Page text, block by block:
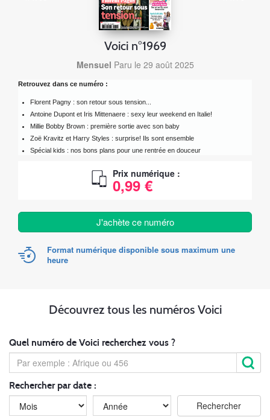
Voici n°1969
Mensuel Paru le 29 août 2025
Retrouvez dans ce numéro :
Florent Pagny : son retour sous tension...
Antoine Dupont et Iris Mittenaere : sexy leur weekend en Italie!
Millie Bobby Brown : première sortie avec son baby
Zoë Kravitz et Harry Styles : surprise! Ils sont ensemble
Spécial kids : nos bons plans pour une rentrée en douceur
Prix numérique :
0,99 €
J'achète ce numéro
Format numérique disponible sous maximum une
heure
Découvrez tous les numéros Voici
Quel numéro de Voici recherchez vous ?
Rechercher par date :